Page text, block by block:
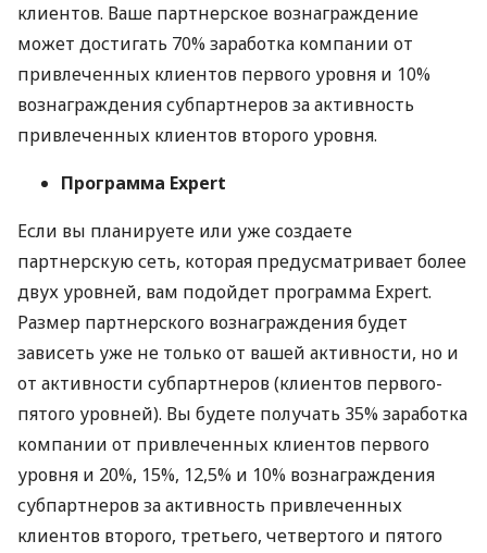
клиентов. Ваше партнерское вознаграждение
может достигать 70% заработка компании от
привлеченных клиентов первого уровня и 10%
вознаграждения субпартнеров за активность
привлеченных клиентов второго уровня.
Программа Expert
Если вы планируете или уже создаете
партнерскую сеть, которая предусматривает более
двух уровней, вам подойдет программа Expert.
Размер партнерского вознаграждения будет
зависеть уже не только от вашей активности, но и
от активности субпартнеров (клиентов первого-
пятого уровней). Вы будете получать 35% заработка
компании от привлеченных клиентов первого
уровня и 20%, 15%, 12,5% и 10% вознаграждения
субпартнеров за активность привлеченных
клиентов второго, третьего, четвертого и пятого